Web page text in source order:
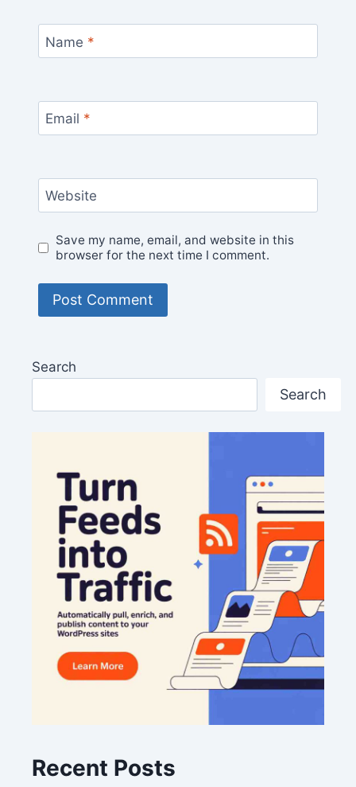
Name *
Email *
Website
Save my name, email, and website in this
browser for the next time I comment.
Search
Search
Recent Posts